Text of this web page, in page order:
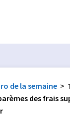
de la semaine >
des frais